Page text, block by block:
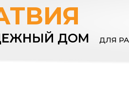
ДОМ ДЛЯ